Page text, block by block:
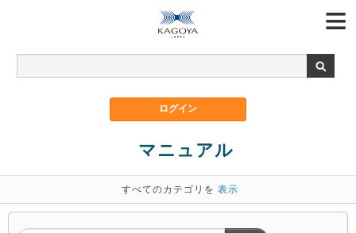
マニュアル
すべてのカテゴリを 表示